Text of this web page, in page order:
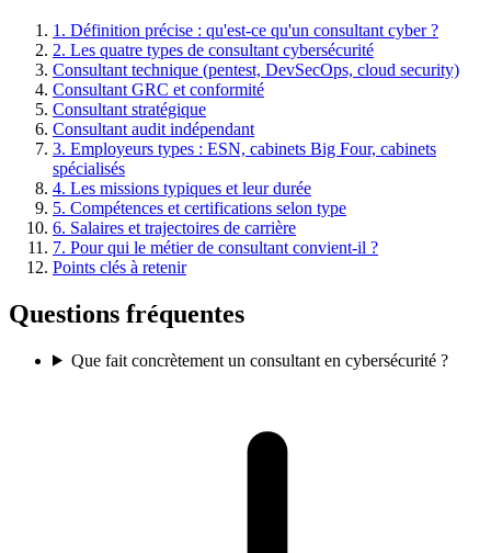
1. Définition précise : qu'est-ce qu'un consultant cyber ?
2. Les quatre types de consultant cybersécurité
Consultant technique (pentest, DevSecOps, cloud security)
Consultant GRC et conformité
Consultant stratégique
Consultant audit indépendant
3. Employeurs types : ESN, cabinets Big Four, cabinets
spécialisés
4. Les missions typiques et leur durée
5. Compétences et certifications selon type
6. Salaires et trajectoires de carrière
7. Pour qui le métier de consultant convient-il ?
Points clés à retenir
Questions fréquentes
Que fait concrètement un consultant en cybersécurité ?